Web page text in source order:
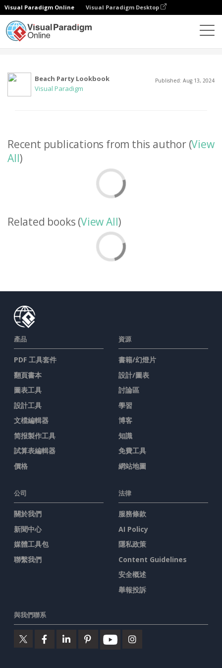
Visual Paradigm Online Visual Paradigm Desktop
Beach Party Lookbook
Visual Paradigm
Published: Aug 13, 2024
Recent publications from this author (View
All)
Related books (View All)
產品
PDF 工具套件
翻頁書本
圖表工具
設計工具
文檔編輯器
简报製作工具
試算表編輯器
價格
資源
書籍/幻燈片
設計/圖表
討論區
學習
博客
知識
免費工具
網站地圖
公司
關於我們
新聞中心
媒體工具包
聯繫我們
法律
服務條款
AI Policy
隱私政策
Content Guidelines
安全概述
舉報投訴
與我們聯系